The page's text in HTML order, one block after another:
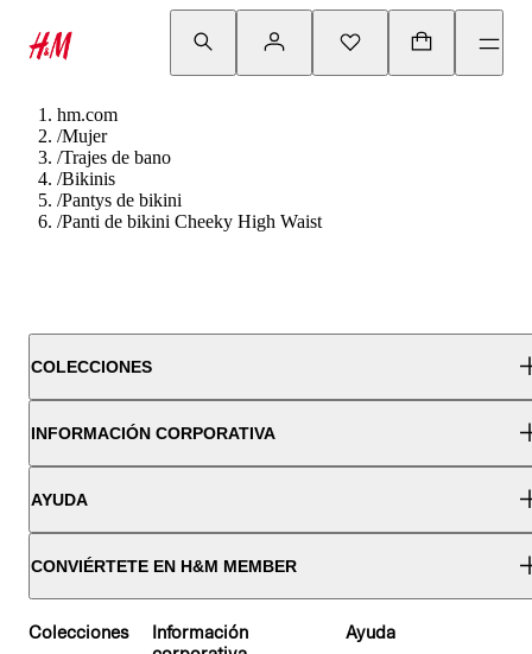
hm.com
/Mujer
/Trajes de bano
/Bikinis
/Pantys de bikini
/Panti de bikini Cheeky High Waist
COLECCIONES
INFORMACIÓN CORPORATIVA
AYUDA
CONVIÉRTETE EN H&M MEMBER
Colecciones
Información
Ayuda